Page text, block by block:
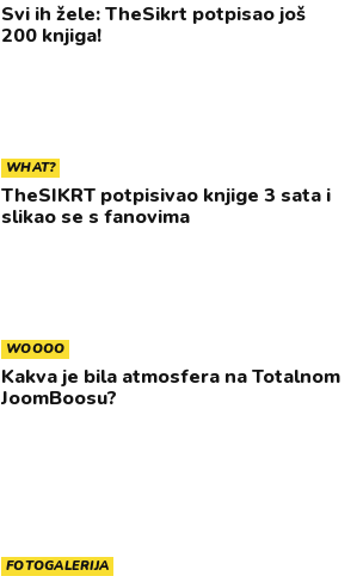
Svi ih žele: TheSikrt potpisao još
200 knjiga!
WHAT?
TheSIKRT potpisivao knjige 3 sata i
slikao se s fanovima
WOOOO
Kakva je bila atmosfera na Totalnom
JoomBoosu?
FOTOGALERIJA